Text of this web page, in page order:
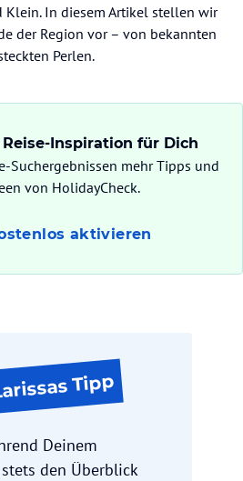
In diesem Artikel stellen wir
der Region vor – von bekannten
Perlen.
Inspiration für Dich
Suchergebnissen mehr Tipps und
von HolidayCheck.
aktivieren
Tipp
Deinem
den Überblick